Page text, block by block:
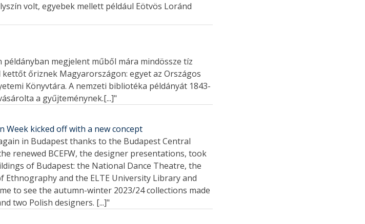
volt, egyebek mellett például Eötvös Loránd
megjelent műből mára mindössze tíz
őriznek Magyarországon: egyet az Országos
Könyvtára. A nemzeti bibliotéka példányát 1843-
a gyűjteménynek.[...]"
Week kicked off with a new concept
in Budapest thanks to the Budapest Central
renewed BCEFW, the designer presentations, took
of Budapest: the National Dance Theatre, the
and the ELTE University Library and
to see the autumn-winter 2023/24 collections made
two Polish designers. [...]"